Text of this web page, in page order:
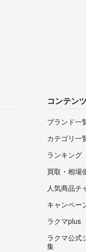
コンテンツ
ブランド一
カテゴリ一
ランキング
買取・相場
人気商品チ
キャンペー
ラクマplus
ラクマ公式
集